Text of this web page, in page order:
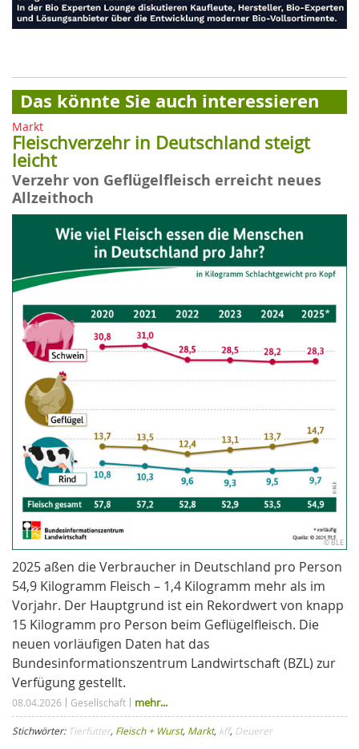
Das könnte Sie auch interessieren
Markt
Fleischverzehr in Deutschland steigt
leicht
Verzehr von Geflügelfleisch erreicht neues
Allzeithoch
© BLE
2025 aßen die Verbraucher in Deutschland pro Person
54,9 Kilogramm Fleisch – 1,4 Kilogramm mehr als im
Vorjahr. Der Hauptgrund ist ein Rekordwert von knapp
15 Kilogramm pro Person beim Geflügelfleisch. Die
neuen vorläufigen Daten hat das
Bundesinformationszentrum Landwirtschaft (BZL) zur
Verfügung gestellt.
08.04.2026 Gesellschaft mehr...
Stichwörter: Tierfutter, Fleisch + Wurst, Markt, kff, Deuerer